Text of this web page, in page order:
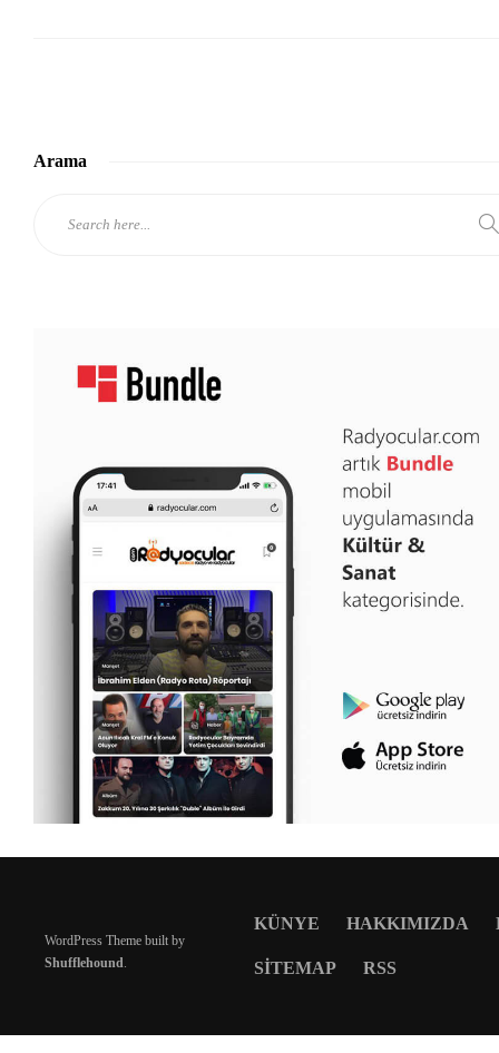
Arama
WordPress Theme built by
Shufflehound
KÜNYE HAKKIMIZDA
SITEMAP RSS